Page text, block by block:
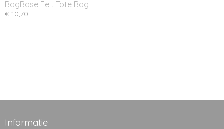
BagBase Felt Tote Bag
€ 10,70
Informatie